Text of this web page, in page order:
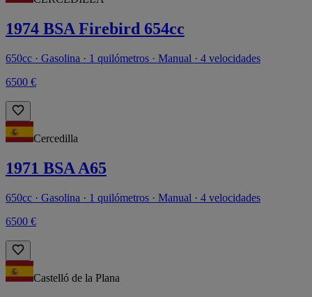
1974 BSA Firebird 654cc
650cc · Gasolina · 1 quilómetros · Manual · 4 velocidades
6500 €
Cercedilla
1971 BSA A65
650cc · Gasolina · 1 quilómetros · Manual · 4 velocidades
6500 €
Castelló de la Plana